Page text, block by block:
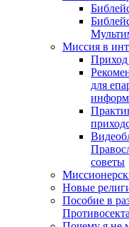
Миссия в
Приход
для
советы
Новые
Пособие в